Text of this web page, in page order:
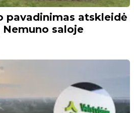
pavadinimas atskleidė
saloje